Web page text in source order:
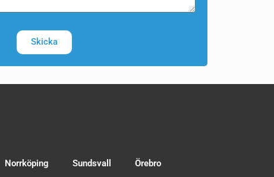
Skicka
Norrköping Sundsvall Örebro